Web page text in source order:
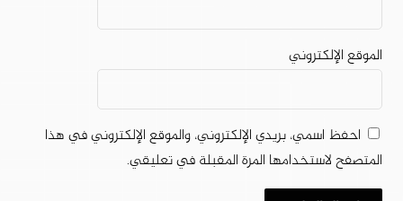
الموقع الإلكتروني
احفظ اسمي، بريدي الإلكتروني، والموقع الإلكتروني في هذا
المتصفح لاستخدامها المرة المقبلة في تعليقي.